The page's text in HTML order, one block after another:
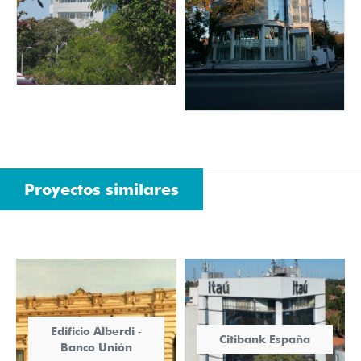
Proyectos similares
Edificio Alberdi ‐
Banco Unión
Citibank España